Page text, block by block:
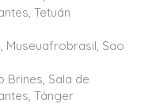
Tetuán
Museuafrobrasil, Sao
Brines, Sala de
Tánger